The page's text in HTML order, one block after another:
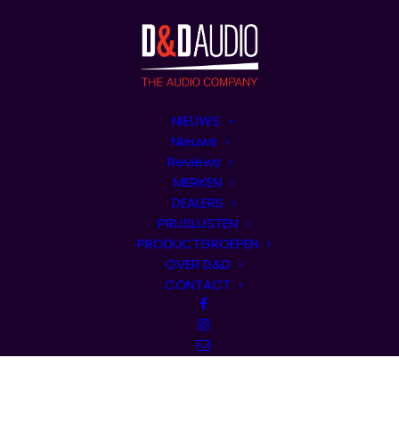
NIEUWS
Nieuws
Reviews
MERKEN
DEALERS
PRIJSLIJSTEN
PRODUCTGROEPEN
OVER D&D
CONTACT